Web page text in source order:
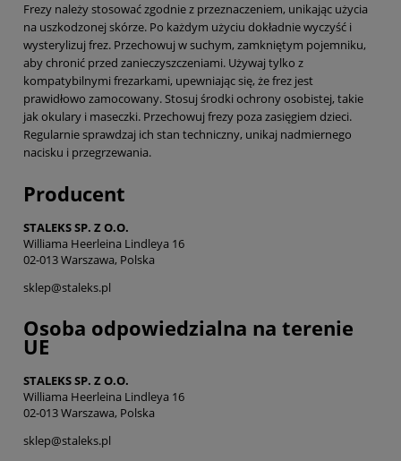
Frezy należy stosować zgodnie z przeznaczeniem, unikając użycia
na uszkodzonej skórze. Po każdym użyciu dokładnie wyczyść i
wysterylizuj frez. Przechowuj w suchym, zamkniętym pojemniku,
aby chronić przed zanieczyszczeniami. Używaj tylko z
kompatybilnymi frezarkami, upewniając się, że frez jest
prawidłowo zamocowany. Stosuj środki ochrony osobistej, takie
jak okulary i maseczki. Przechowuj frezy poza zasięgiem dzieci.
Regularnie sprawdzaj ich stan techniczny, unikaj nadmiernego
nacisku i przegrzewania.
Producent
STALEKS SP. Z O.O.
Williama Heerleina Lindleya 16
02-013 Warszawa, Polska
sklep@staleks.pl
Osoba odpowiedzialna na terenie
UE
STALEKS SP. Z O.O.
Williama Heerleina Lindleya 16
02-013 Warszawa, Polska
sklep@staleks.pl